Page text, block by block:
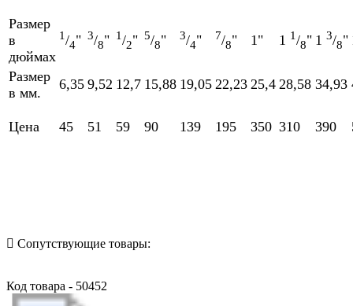
Размер
в
дюймах
1/4" 3/8" 1/2" 5/8" 3/4" 7/8" 1" 1 1/8" 1 3/8"
Размер
в мм.
6,35 9,52 12,7 15,88 19,05 22,23 25,4 28,58 34,93
Цена 45 51 59 90 139 195 350 310 390
Сопутствующие товары:
Код товара - 50452